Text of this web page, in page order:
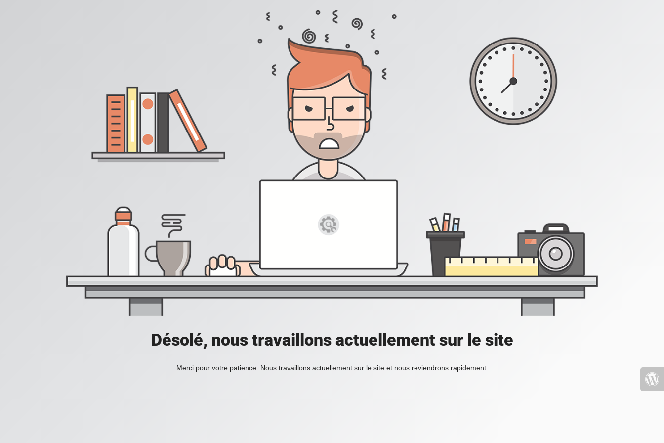
Désolé, nous travaillons actuellement sur le site
Merci pour votre patience. Nous travaillons actuellement sur le site et nous reviendrons rapidement.